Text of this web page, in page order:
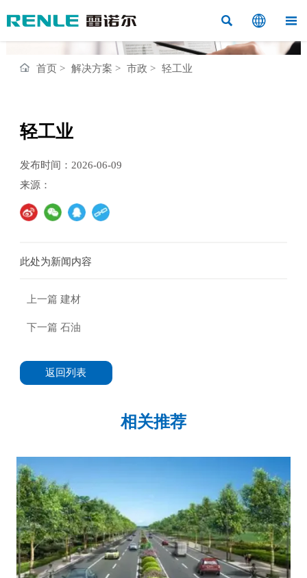
  
首页> 解决方案 > 市政 > 轻工业
轻工业
发布时间：2026-06-09
来源：
此处为新闻内容
上一篇 建材
下一篇 石油
返回列表
相关推荐